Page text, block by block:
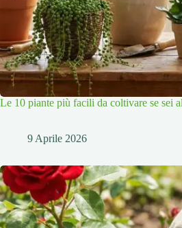
Le 10 piante più facili da coltivare se sei
9 Aprile 2026